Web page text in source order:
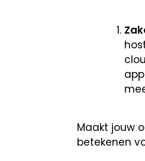
Maakt jouw
betekenen